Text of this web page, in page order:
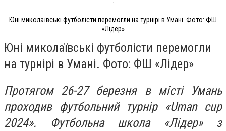
Юні миколаївські футболісти перемогли на турнірі в Умані. Фото: ФШ
«Лідер»
Юні миколаївські футболісти перемогли
на турнірі в Умані. Фото: ФШ «Лідер»
Протягом 26-27 березня в місті Умань
проходив футбольний турнір «Uman cup
2024». Футбольна школа «Лідер» з